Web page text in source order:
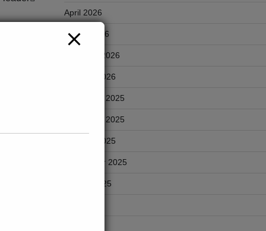
April 2026
March 2026
February 2026
January 2026
December 2025
November 2025
October 2025
September 2025
August 2025